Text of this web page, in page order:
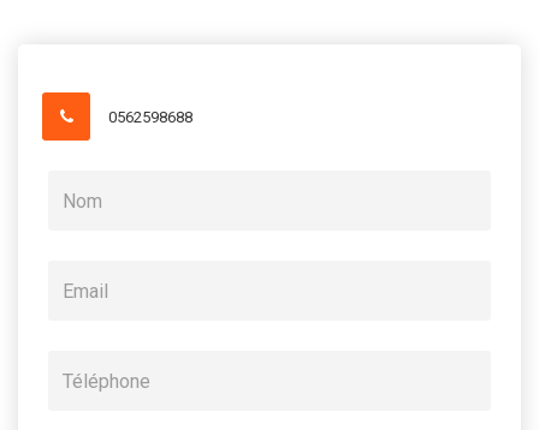
0562598688